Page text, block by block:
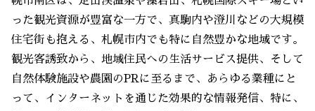
った観光資源が豊富な一方で、真駒内や澄川などの大規模
住宅街も抱える、札幌市内でも特に自然豊かな地域です。
観光客誘致から、地域住民への生活サービス提供、そして
自然体験施設や農園のPRに至るまで、あらゆる業種にと
って、インターネットを通じた効果的な情報発信、特に、